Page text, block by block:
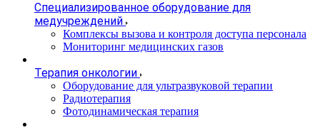
Специализированное оборудование для
медучреждений
Комплексы вызова и контроля доступа персонала
Мониторинг медицинских газов
Терапия онкологии
Оборудование для ультразвуковой терапии
Радиотерапия
Фотодинамическая терапия